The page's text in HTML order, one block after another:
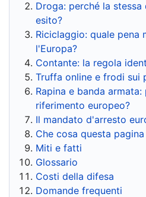
Droga: perché la
esito?
Riciclaggio: quale pena
l'Europa?
Contante: la regola
Truffa online e frodi sui
Rapina e banda
riferimento europeo?
Il mandato d'arresto
Che cosa questa
Miti e fatti
Glossario
Costi della difesa
Domande frequenti